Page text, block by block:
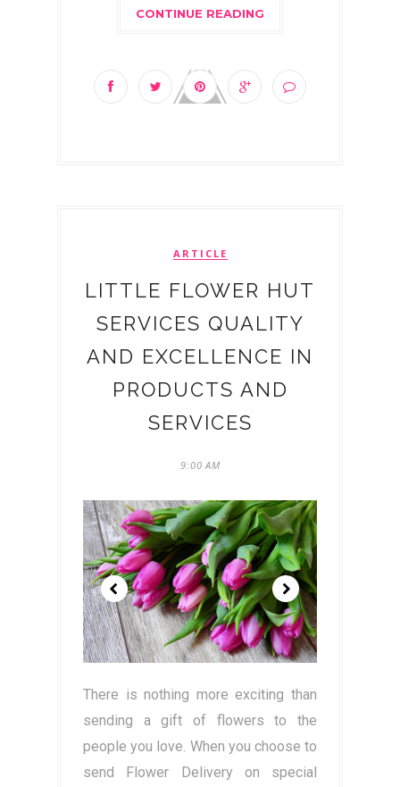
CONTINUE READING
ARTICLE
LITTLE FLOWER HUT
SERVICES QUALITY
AND EXCELLENCE IN
PRODUCTS AND
SERVICES
9:00 AM
There is nothing more exciting than
sending a gift of flowers to the
people you love. When you choose to
send Flower Delivery on special